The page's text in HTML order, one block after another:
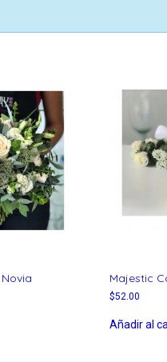
Majestic
$52.00
Añadir al